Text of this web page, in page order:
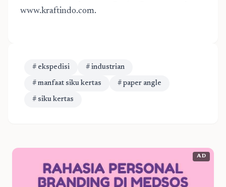
www.kraftindo.com.
# ekspedisi # industrian
# manfaat siku kertas # paper angle
# siku kertas
AD